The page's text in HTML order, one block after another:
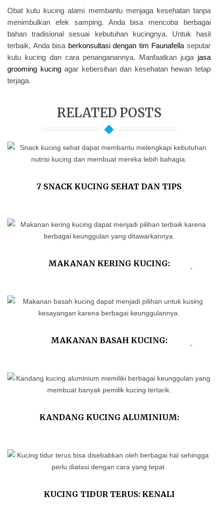
Obat kutu kucing alami membantu menjaga kesehatan tanpa
menimbulkan efek samping. Anda bisa mencoba berbagai
bahan tradisional sesuai kebutuhan kucingnya. Untuk hasil
terbaik, Anda bisa berkonsultasi dengan tim Faunafella seputar
kutu kucing dan cara penanganannya. Manfaatkan juga jasa
grooming kucingagar kebersihan dan kesehatan hewan tetap
terjaga.
RELATED POSTS
7 SNACK KUCING SEHAT DAN TIPS
MAKANAN KERING KUCING:
MAKANAN BASAH KUCING:
KANDANG KUCING ALUMINIUM:
KUCING TIDUR TERUS: KENALI